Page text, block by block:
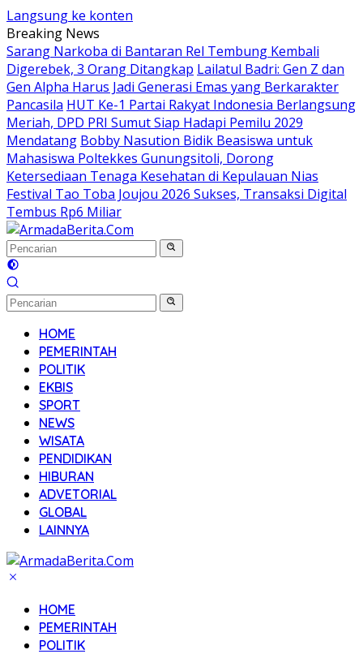
Langsung ke konten
Breaking News
Sarang Narkoba di Bantaran Rel Tembung Kembali
Digerebek, 3 Orang Ditangkap Lailatul Badri: Gen Z dan
Gen Alpha Harus Jadi Generasi Emas yang Berkarakter
Pancasila HUT Ke-1 Partai Rakyat Indonesia Berlangsung
Meriah, DPD PRI Sumut Siap Hadapi Pemilu 2029
Mendatang Bobby Nasution Bidik Beasiswa untuk
Mahasiswa Poltekkes Gunungsitoli, Dorong
Ketersediaan Tenaga Kesehatan di Kepulauan Nias
Festival Tao Toba Joujou 2026 Sukses, Transaksi Digital
Tembus Rp6 Miliar
HOME
PEMERINTAH
POLITIK
EKBIS
SPORT
NEWS
WISATA
PENDIDIKAN
HIBURAN
ADVETORIAL
GLOBAL
LAINNYA
HOME
PEMERINTAH
POLITIK